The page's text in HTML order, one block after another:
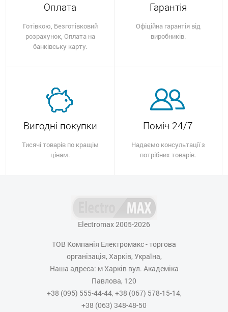
Оплата
Готівкою, Безготівковий
розрахунок, Оплата на
банківську карту.
Гарантія
Офіційна гарантія від
виробників.
Вигодні покупки
Тисячі товарів по кращім
цінам.
Поміч 24/7
Надаємо консультації з
потрібних товарів.
Electromax 2005-2026
ТОВ Компанія Електромакс - торгова
організація, Харків, Україна,
Наша адреса: м Харків вул. Академіка
Павлова, 120
+38 (095) 555-44-44, +38 (067) 578-15-14,
+38 (063) 348-48-50